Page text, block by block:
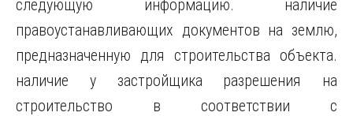
следующую информацию. наличие
правоустанавливающих документов на землю,
предназначенную для строительства объекта.
наличие у застройщика разрешения на
строительство в соответствии с